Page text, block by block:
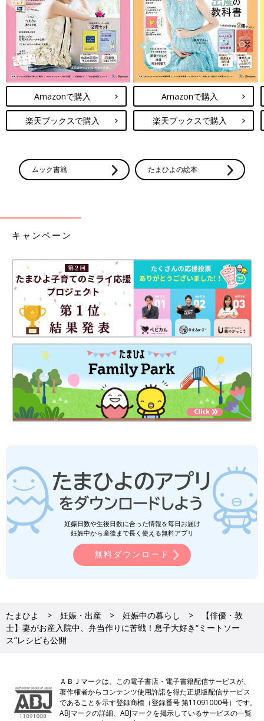
Amazonで購入
楽天ブックスで購入
Amazonで購入
楽天ブックスで購入
ムック書籍 たまひよの絵本
キャンペーン
妊娠日数や生後日数に合った情報を毎日お届け
妊娠中から産後まで長く使える無料アプリ
無料ダウンロード
たまひよ 妊娠・出産 妊娠中の暮らし
【俳優・敦
士】妻がお産入院中、弁当作りに苦戦！息子大好き“ミートソー
ス”レシピも公開
ＡＢＪマークは、この電子書店・電子書籍配信サービスが、
著作権者からコンテンツ使用許諾を得た正規版配信サービス
であることを示す登録商標（登録番号 第11091000号）です。
ABJマークの詳細、ABJマークを掲示しているサービスの一覧